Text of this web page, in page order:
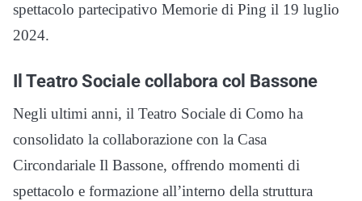
spettacolo partecipativo Memorie di Ping il 19 luglio
2024.
Il Teatro Sociale collabora col Bassone
Negli ultimi anni, il Teatro Sociale di Como ha
consolidato la collaborazione con la Casa
Circondariale Il Bassone, offrendo momenti di
spettacolo e formazione all’interno della struttura